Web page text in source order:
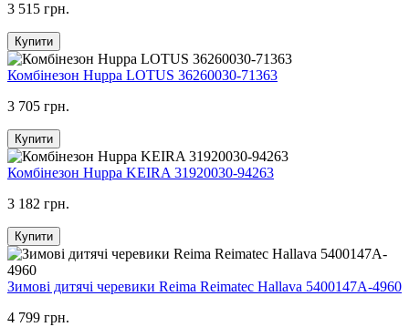
3 515 грн.
Купити
Комбінезон Huppa LOTUS 36260030-71363
3 705 грн.
Купити
Комбінезон Huppa KEIRA 31920030-94263
3 182 грн.
Купити
Зимові дитячі черевики Reima Reimatec Hallava 5400147A-4960
4 799 грн.